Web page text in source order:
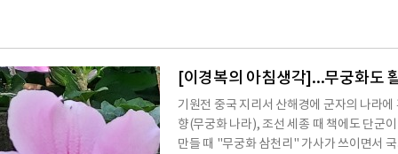
[이경복의 아침생각]...무궁화도
기원전 중국 지리서 산해경에 군자의 나라
향(무궁화 나라), 조선 세종 때 책에도 단군
만들 때 "무궁화 삼천리" 가사가 쓰이면서